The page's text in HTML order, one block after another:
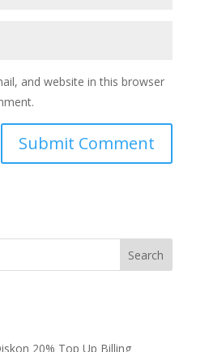
and website in this browser
20% Top Up Billing